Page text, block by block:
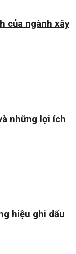
của ngành xây
những lợi ích
hiệu ghi dấu